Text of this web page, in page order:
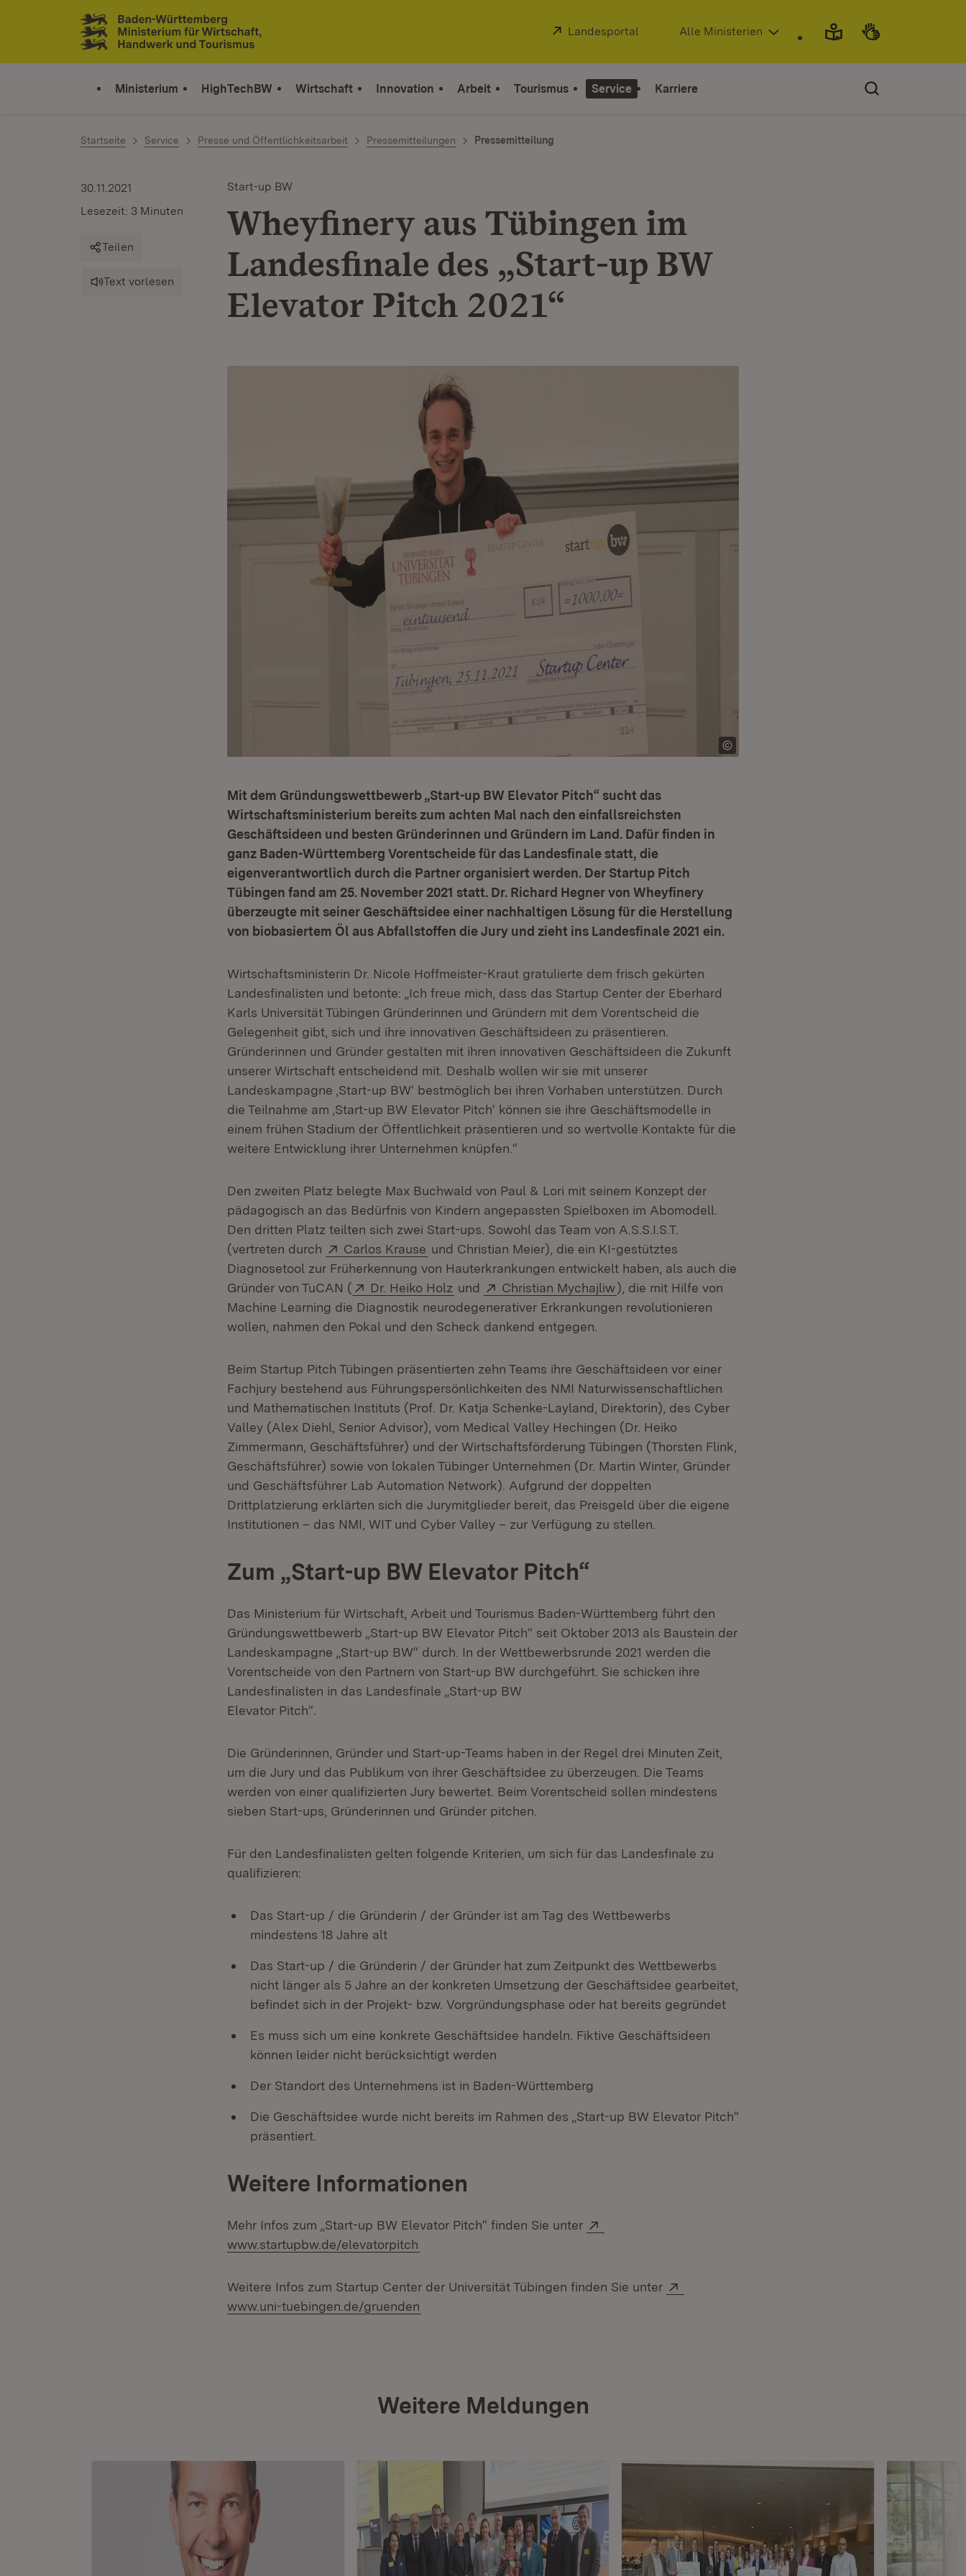
Zum Inhalt springen
Link zur Startseite
Extern:
Landesportal (Öffnet in neuem Fenster)
Alle Ministerien
Ministerium HighTechBW Wirtschaft Innovation Arbeit Tourismus Service Karriere
Startseite Service Presse und Öffentlichkeitsarbeit Pressemitteilungen Pressemitteilung
Start-up BW
Wheyfinery aus Tübingen im
Landesfinale des „Start-up BW
Elevator Pitch 2021“
30.11.2021
Lesezeit: 3 Minuten
Teilen
Text vorlesen
Mit dem Gründungswettbewerb „Start-up BW Elevator Pitch“ sucht das
Wirtschaftsministerium bereits zum achten Mal nach den einfallsreichsten
Geschäftsideen und besten Gründerinnen und Gründern im Land. Dafür finden in
ganz Baden-Württemberg Vorentscheide für das Landesfinale statt, die
eigenverantwortlich durch die Partner organisiert werden. Der Startup Pitch
Tübingen fand am 25. November 2021 statt. Dr. Richard Hegner von Wheyfinery
überzeugte mit seiner Geschäftsidee einer nachhaltigen Lösung für die Herstellung
von biobasiertem Öl aus Abfallstoffen die Jury und zieht ins Landesfinale 2021 ein.
Wirtschaftsministerin Dr. Nicole Hoffmeister-Kraut gratulierte dem frisch gekürten
Landesfinalisten und betonte: „Ich freue mich, dass das Startup Center der Eberhard
Karls Universität Tübingen Gründerinnen und Gründern mit dem Vorentscheid die
Gelegenheit gibt, sich und ihre innovativen Geschäftsideen zu präsentieren.
Gründerinnen und Gründer gestalten mit ihren innovativen Geschäftsideen die Zukunft
unserer Wirtschaft entscheidend mit. Deshalb wollen wir sie mit unserer
Landeskampagne ‚Start-up BW‘ bestmöglich bei ihren Vorhaben unterstützen. Durch
die Teilnahme am ‚Start-up BW Elevator Pitch‘ können sie ihre Geschäftsmodelle in
einem frühen Stadium der Öffentlichkeit präsentieren und so wertvolle Kontakte für die
weitere Entwicklung ihrer Unternehmen knüpfen.“
Den zweiten Platz belegte Max Buchwald von Paul & Lori mit seinem Konzept der
pädagogisch an das Bedürfnis von Kindern angepassten Spielboxen im Abomodell.
Den dritten Platz teilten sich zwei Start-ups. Sowohl das Team von A.S.S.I.S.T.
(vertreten durch
Extern:
Carlos Krause (Öffnet in neuem Fenster)
und Christian Meier), die ein KI-gestütztes
Diagnosetool zur Früherkennung von Hauterkrankungen entwickelt haben, als auch die
Gründer von TuCAN (
Extern:
Dr. Heiko Holz (Öffnet in neuem Fenster)
und Extern:
Christian Mychajliw(Öffnet in neuem Fenster)
), die mit Hilfe von
Machine Learning die Diagnostik neurodegenerativer Erkrankungen revolutionieren
wollen, nahmen den Pokal und den Scheck dankend entgegen.
Beim Startup Pitch Tübingen präsentierten zehn Teams ihre Geschäftsideen vor einer
Fachjury bestehend aus Führungspersönlichkeiten des NMI Naturwissenschaftlichen
und Mathematischen Instituts (Prof. Dr. Katja Schenke-Layland, Direktorin), des Cyber
Valley (Alex Diehl, Senior Advisor), vom Medical Valley Hechingen (Dr. Heiko
Zimmermann, Geschäftsführer) und der Wirtschaftsförderung Tübingen (Thorsten Flink,
Geschäftsführer) sowie von lokalen Tübinger Unternehmen (Dr. Martin Winter, Gründer
und Geschäftsführer Lab Automation Network). Aufgrund der doppelten
Drittplatzierung erklärten sich die Jurymitglieder bereit, das Preisgeld über die eigene
Institutionen – das NMI, WIT und Cyber Valley – zur Verfügung zu stellen.
Zum „Start-up BW Elevator Pitch“
Das Ministerium für Wirtschaft, Arbeit und Tourismus Baden-Württemberg führt den
Gründungswettbewerb „Start-up BW Elevator Pitch“ seit Oktober 2013 als Baustein der
Landeskampagne „Start-up BW“ durch. In der Wettbewerbsrunde 2021 werden die
Vorentscheide von den Partnern von Start-up BW durchgeführt. Sie schicken ihre
Landesfinalisten in das Landesfinale „Start-up BW
Elevator Pitch“.
Die Gründerinnen, Gründer und Start-up-Teams haben in der Regel drei Minuten Zeit,
um die Jury und das Publikum von ihrer Geschäftsidee zu überzeugen. Die Teams
werden von einer qualifizierten Jury bewertet. Beim Vorentscheid sollen mindestens
sieben Start-ups, Gründerinnen und Gründer pitchen.
Für den Landesfinalisten gelten folgende Kriterien, um sich für das Landesfinale zu
qualifizieren:
Das Start-up / die Gründerin / der Gründer ist am Tag des Wettbewerbs
mindestens 18 Jahre alt
Das Start-up / die Gründerin / der Gründer hat zum Zeitpunkt des Wettbewerbs
nicht länger als 5 Jahre an der konkreten Umsetzung der Geschäftsidee gearbeitet,
befindet sich in der Projekt- bzw. Vorgründungsphase oder hat bereits gegründet
Es muss sich um eine konkrete Geschäftsidee handeln. Fiktive Geschäftsideen
können leider nicht berücksichtigt werden
Der Standort des Unternehmens ist in Baden-Württemberg
Die Geschäftsidee wurde nicht bereits im Rahmen des „Start-up BW Elevator Pitch“
präsentiert.
Weitere Informationen
Mehr Infos zum „Start-up BW Elevator Pitch“ finden Sie unter
www.startupbw.de/elevatorpitch
Weitere Infos zum Startup Center der Universität Tübingen finden Sie unter
www.uni-tuebingen.de/gruenden
Weitere Meldungen